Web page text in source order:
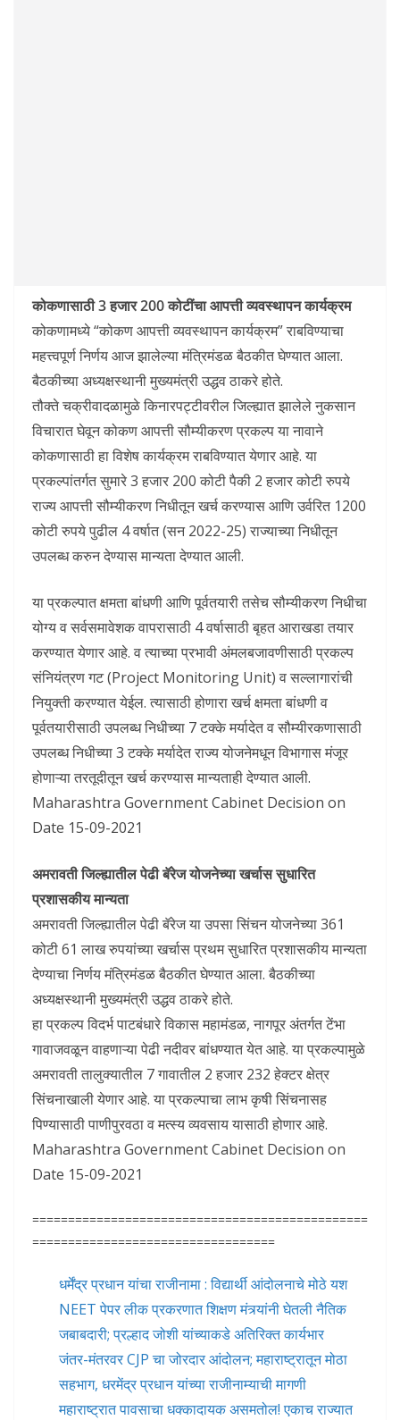
कोकणासाठी 3 हजार 200 कोटींचा आपत्ती व्यवस्थापन कार्यक्रम
कोकणामध्ये “कोकण आपत्ती व्यवस्थापन कार्यक्रम” राबविण्याचा
महत्त्वपूर्ण निर्णय आज झालेल्या मंत्रिमंडळ बैठकीत घेण्यात आला.
बैठकीच्या अध्यक्षस्थानी मुख्यमंत्री उद्धव ठाकरे होते.
तौक्ते चक्रीवादळामुळे किनारपट्टीवरील जिल्ह्यात झालेले नुकसान
विचारात घेवून कोकण आपत्ती सौम्यीकरण प्रकल्प या नावाने
कोकणासाठी हा विशेष कार्यक्रम राबविण्यात येणार आहे. या
प्रकल्पांतर्गत सुमारे 3 हजार 200 कोटी पैकी 2 हजार कोटी रुपये
राज्य आपत्ती सौम्यीकरण निधीतून खर्च करण्यास आणि उर्वरित 1200
कोटी रुपये पुढील 4 वर्षात (सन 2022-25) राज्याच्या निधीतून
उपलब्ध करुन देण्यास मान्यता देण्यात आली.
या प्रकल्पात क्षमता बांधणी आणि पूर्वतयारी तसेच सौम्यीकरण निधीचा
योग्य व सर्वसमावेशक वापरासाठी 4 वर्षासाठी बृहत आराखडा तयार
करण्यात येणार आहे. व त्याच्या प्रभावी अंमलबजावणीसाठी प्रकल्प
संनियंत्रण गट (Project Monitoring Unit) व सल्लागारांची
नियुक्ती करण्यात येईल. त्यासाठी होणारा खर्च क्षमता बांधणी व
पूर्वतयारीसाठी उपलब्ध निधीच्या 7 टक्के मर्यादेत व सौम्यीरकणासाठी
उपलब्ध निधीच्या 3 टक्के मर्यादेत राज्य योजनेमधून विभागास मंजूर
होणाऱ्या तरतूदीतून खर्च करण्यास मान्यताही देण्यात आली.
Maharashtra Government Cabinet Decision on
Date 15-09-2021
अमरावती जिल्ह्यातील पेढी बॅरेज योजनेच्या खर्चास सुधारित
प्रशासकीय मान्यता
अमरावती जिल्ह्यातील पेढी बॅरेज या उपसा सिंचन योजनेच्या 361
कोटी 61 लाख रुपयांच्या खर्चास प्रथम सुधारित प्रशासकीय मान्यता
देण्याचा निर्णय मंत्रिमंडळ बैठकीत घेण्यात आला. बैठकीच्या
अध्यक्षस्थानी मुख्यमंत्री उद्धव ठाकरे होते.
हा प्रकल्प विदर्भ पाटबंधारे विकास महामंडळ, नागपूर अंतर्गत टेंभा
गावाजवळून वाहणाऱ्या पेढी नदीवर बांधण्यात येत आहे. या प्रकल्पामुळे
अमरावती तालुक्यातील 7 गावातील 2 हजार 232 हेक्टर क्षेत्र
सिंचनाखाली येणार आहे. या प्रकल्पाचा लाभ कृषी सिंचनासह
पिण्यासाठी पाणीपुरवठा व मत्स्य व्यवसाय यासाठी होणार आहे.
Maharashtra Government Cabinet Decision on
Date 15-09-2021
===============================================
==================================
धर्मेंद्र प्रधान यांचा राजीनामा : विद्यार्थी आंदोलनाचे मोठे यश
NEET पेपर लीक प्रकरणात शिक्षण मंत्र्यांनी घेतली नैतिक
जबाबदारी; प्रल्हाद जोशी यांच्याकडे अतिरिक्त कार्यभार
जंतर-मंतरवर CJP चा जोरदार आंदोलन; महाराष्ट्रातून मोठा
सहभाग, धरमेंद्र प्रधान यांच्या राजीनाम्याची मागणी
महाराष्ट्रात पावसाचा धक्कादायक असमतोल! एकाच राज्यात